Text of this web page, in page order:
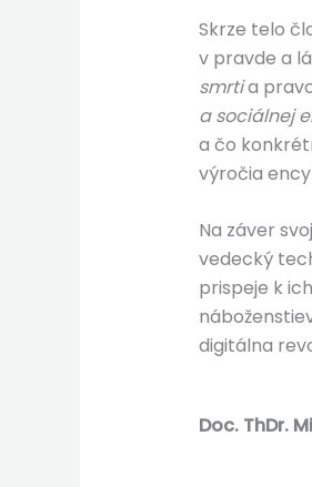
Skrze telo
v pravde a
smrtia
a sociálnej
a čo
výročia
Na záver
vedecký
prispeje k
digitálna
Doc. ThDr.